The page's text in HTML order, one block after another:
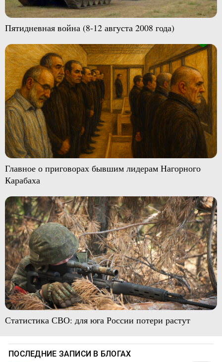
Пятидневная война (8-12 августа 2008 года)
Главное о приговорах бывшим лидерам Нагорного
Карабаха
Статистика СВО: для юга России потери растут
ПОСЛЕДНИЕ ЗАПИСИ В БЛОГАХ